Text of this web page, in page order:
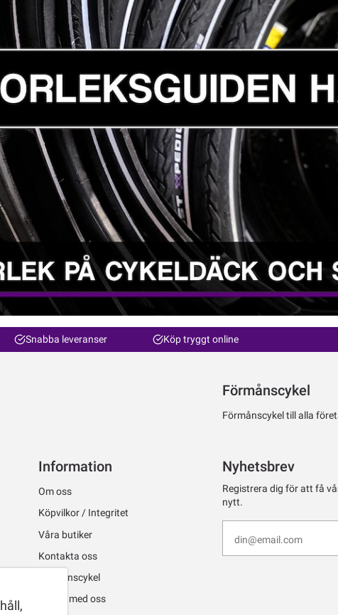
Snabba leveranser Köp tryggt online
Förmånscykel
Förmånscykel till alla
Information
Om oss
Köpvilkor / Integritet
Våra butiker
Kontakta oss
Förmånscykel
Jobba med oss
Nyhetsbrev
Registrera dig för att få
nytt.